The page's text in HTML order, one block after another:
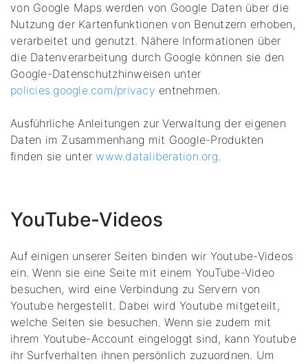
von Google Maps werden von Google Daten über die
Nutzung der Kartenfunktionen von Benutzern erhoben,
verarbeitet und genutzt. Nähere Informationen über
die Datenverarbeitung durch Google können sie den
Google-Datenschutzhinweisen unter
policies.google.com/privacy entnehmen.
Ausführliche Anleitungen zur Verwaltung der eigenen
Daten im Zusammenhang mit Google-Produkten
finden sie unterwww.dataliberation.org.
YouTube-Videos
Auf einigen unserer Seiten binden wir Youtube-Videos
ein. Wenn sie eine Seite mit einem YouTube-Video
besuchen, wird eine Verbindung zu Servern von
Youtube hergestellt. Dabei wird Youtube mitgeteilt,
welche Seiten sie besuchen. Wenn sie zudem mit
ihrem Youtube-Account eingeloggt sind, kann Youtube
ihr Surfverhalten ihnen persönlich zuzuordnen. Um